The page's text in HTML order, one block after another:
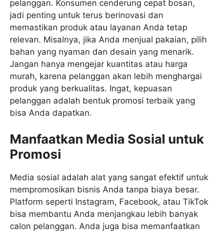
pelanggan. Konsumen cenderung cepat bosan,
jadi penting untuk terus berinovasi dan
memastikan produk atau layanan Anda tetap
relevan. Misalnya, jika Anda menjual pakaian, pilih
bahan yang nyaman dan desain yang menarik.
Jangan hanya mengejar kuantitas atau harga
murah, karena pelanggan akan lebih menghargai
produk yang berkualitas. Ingat, kepuasan
pelanggan adalah bentuk promosi terbaik yang
bisa Anda dapatkan.
Manfaatkan Media Sosial untuk
Promosi
Media sosial adalah alat yang sangat efektif untuk
mempromosikan bisnis Anda tanpa biaya besar.
Platform seperti Instagram, Facebook, atau TikTok
bisa membantu Anda menjangkau lebih banyak
calon pelanggan. Anda juga bisa memanfaatkan